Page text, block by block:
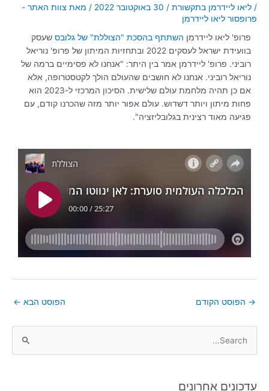
/ ליאו ליידרמן בתקשורת / 30 באוקטובר 2022 / מאת צוות האתר -
פרופסור ליאו ליידרמן
פרופ' ליאו ליידרמן השתתף בהסכת "הצוללת" של גלובס שעסק
בוועידת ישראל לעסקים 2022 ובתחזיות המיתון של פרופ' נוריאל
רוביני. פרופ' ליידרמן אמר בין היתר: "אנחנו לא פסימיים ברמה של
נוריאל רוביני. אנחנו לא חושבים שהעולם הולך לקטסטרופה, אלא
אם כן תהיה מלחמת עולם שלישית. הסיכון המרכזי ל-2023 הוא
פחות מיתון ויותר דשדוש. עולם אפור יותר מזה שהכרנו קודם, עם
פגיעה מאוד רצינית בגלובליזציה".
→ הפוסט הקודם הפוסט הבא ←
עדכונים אחרונים